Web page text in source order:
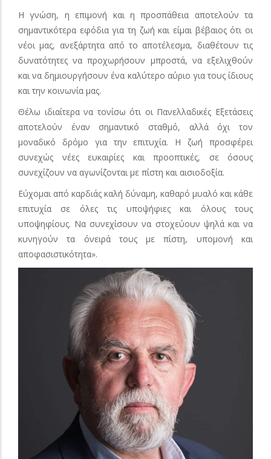
Η γνώση, η επιμονή και η προσπάθεια αποτελούν τα
σημαντικότερα εφόδια για τη ζωή και είμαι βέβαιος ότι οι
νέοι μας, ανεξάρτητα από το αποτέλεσμα, διαθέτουν τις
δυνατότητες να προχωρήσουν μπροστά, να εξελιχθούν
και να δημιουργήσουν ένα καλύτερο αύριο για τους ίδιους
και την κοινωνία μας.
Θέλω ιδιαίτερα να τονίσω ότι οι Πανελλαδικές Εξετάσεις
αποτελούν έναν σημαντικό σταθμό, αλλά όχι τον
μοναδικό δρόμο για την επιτυχία. Η ζωή προσφέρει
συνεχώς νέες ευκαιρίες και προοπτικές, σε όσους
συνεχίζουν να αγωνίζονται με πίστη και αισιοδοξία.
Εύχομαι από καρδιάς καλή δύναμη, καθαρό μυαλό και κάθε
επιτυχία σε όλες τις υποψήφιες και όλους τους
υποψηφίους. Να συνεχίσουν να στοχεύουν ψηλά και να
κυνηγούν τα όνειρά τους με πίστη, υπομονή και
αποφασιστικότητα».